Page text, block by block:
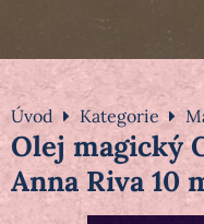
Úvod Kategorie
Olej magický
Anna Riva 10